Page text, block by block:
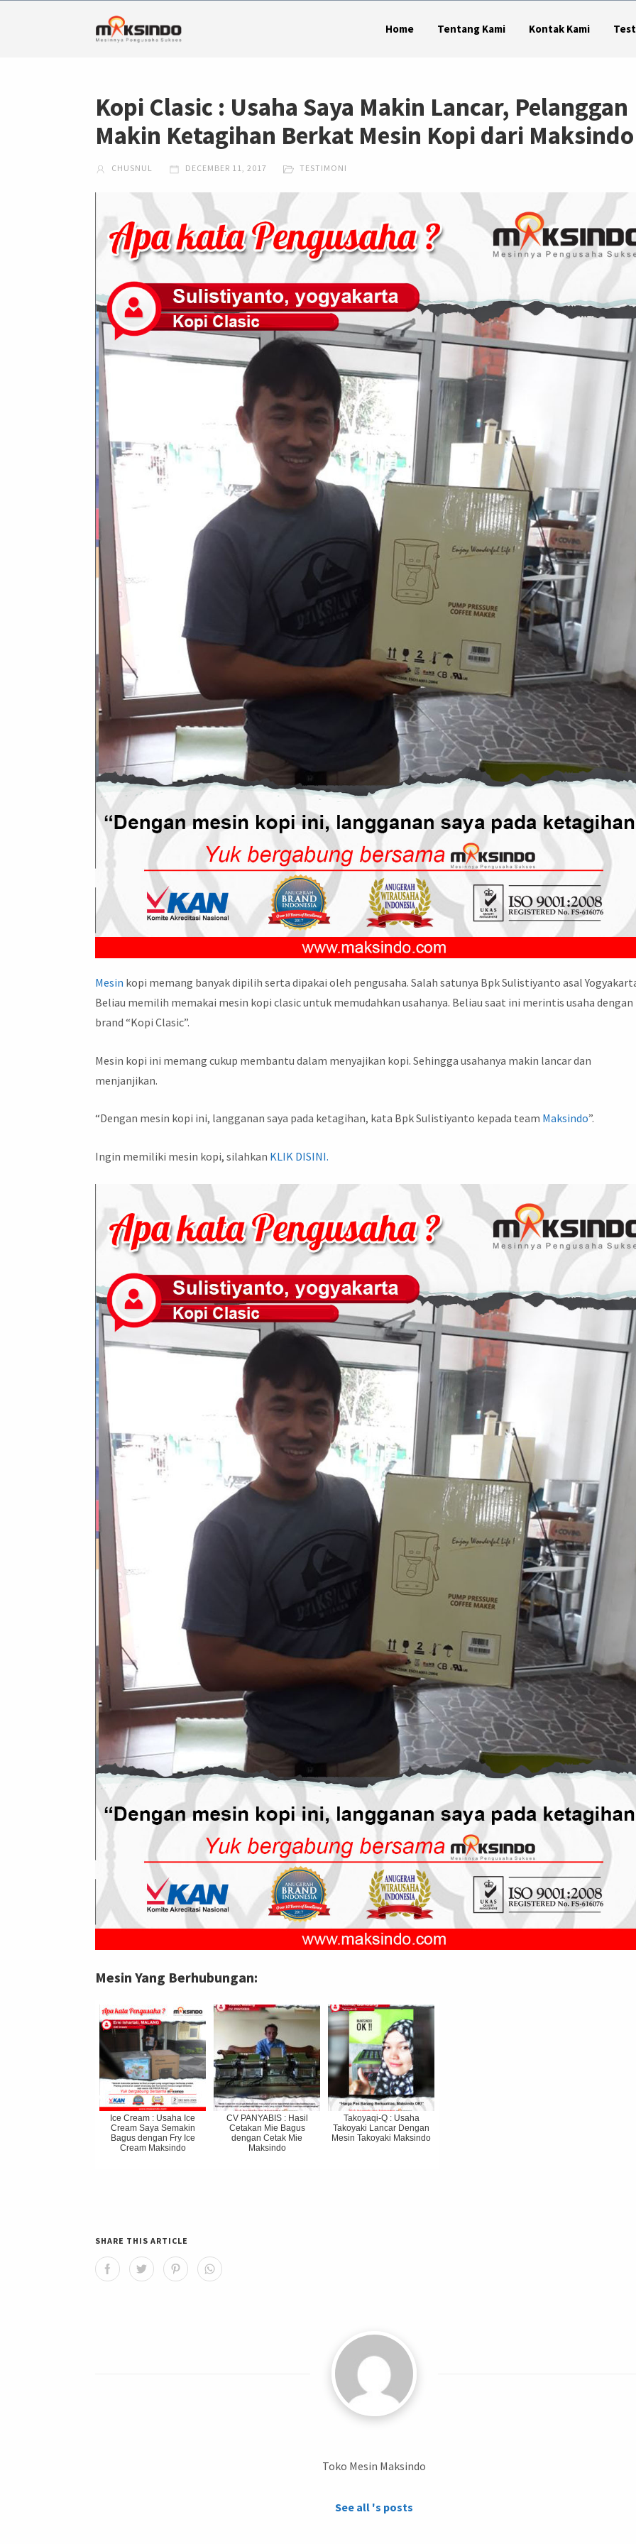
Home Tentang Kami Kontak Kami
Kopi Clasic : Usaha Saya Makin Lancar, Pelanggan
Makin Ketagihan Berkat Mesin Kopi dari Maksindo
CHUSNUL DECEMBER 11, 2017 TESTIMONI
Mesin kopi memang banyak dipilih serta dipakai oleh pengusaha. Salah satunya Bpk Sulistiyanto asal
Beliau memilih memakai mesin kopi clasic untuk memudahkan usahanya. Beliau saat ini merintis usaha dengan
brand “Kopi Clasic”.
Mesin kopi ini memang cukup membantu dalam menyajikan kopi. Sehingga usahanya makin lancar dan
menjanjikan.
“Dengan mesin kopi ini, langganan saya pada ketagihan, kata Bpk Sulistiyanto kepada team Maksindo”.
Ingin memiliki mesin kopi, silahkan KLIK DISINI.
Mesin Yang Berhubungan:
Ice Cream : Usaha Ice
Cream Saya Semakin
Bagus dengan Fry Ice
Cream Maksindo
CV PANYABIS : Hasil
Cetakan Mie Bagus
dengan Cetak Mie
Maksindo
Takoyaqi-Q : Usaha
Takoyaki Lancar Dengan
Mesin Takoyaki Maksindo
SHARE THIS ARTICLE
Toko Mesin Maksindo
See all 's posts